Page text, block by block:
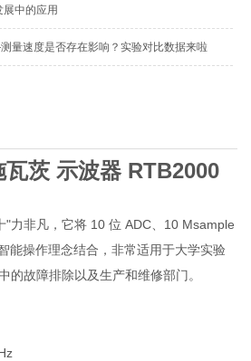
中的应用
量速度是否存在影响？实验对比数据来啦
茨 示波器 RTB2000
"力非凡，它将 10 位 ADC、10 Msample
能操作理念结合，非常适用于大学实验
的故障排除以及生产和维修部门。